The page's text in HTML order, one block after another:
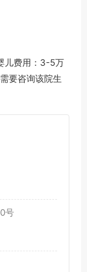
儿费用：3-5万
要咨询该院生
号